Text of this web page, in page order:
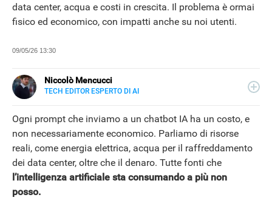
data center, acqua e costi in crescita. Il problema è ormai
fisico ed economico, con impatti anche su noi utenti.
09/05/26 13:30
Niccolò Mencucci
TECH EDITOR ESPERTO DI AI
LINKEDIN
testate e siti di informazione, con focus sulle principali
novità dell'IA.
Ogni prompt che inviamo a un chatbot IA ha un costo, e
non necessariamente economico. Parliamo di risorse
reali, come energia elettrica, acqua per il raffreddamento
dei data center, oltre che il denaro. Tutte fonti che
l’intelligenza artificiale sta consumando a più non
posso.